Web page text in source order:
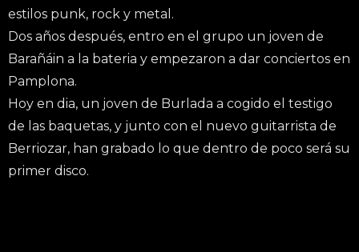
estilos punk, rock y metal.
Dos años después, entro en el grupo un joven de
Barañáin a la bateria y empezaron a dar conciertos en
Pamplona.
Hoy en dia, un joven de Burlada a cogido el testigo
de las baquetas, y junto con el nuevo guitarrista de
Berriozar, han grabado lo que dentro de poco será su
primer disco.